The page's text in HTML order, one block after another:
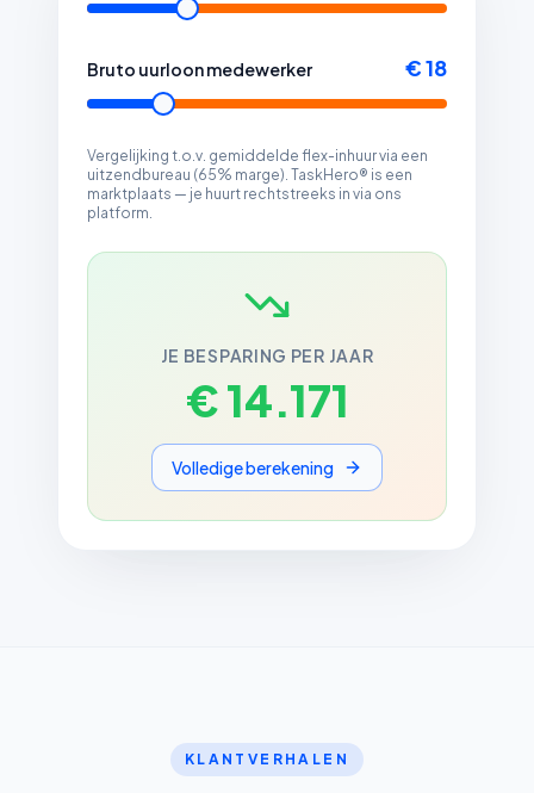
Bruto uurloon medewerker € 18
Vergelijking t.o.v. gemiddelde flex-inhuur via een
uitzendbureau (65% marge). TaskHero® is een
marktplaats — je huurt rechtstreeks in via ons
platform.
JE BESPARING PER JAAR
€ 14.171
Volledige berekening
KLANTVERHALEN